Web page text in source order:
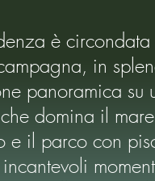
è
in
panoramica su
domina il
e il parco con